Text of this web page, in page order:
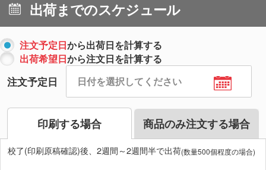
出荷までのスケジュール
注文予定日から出荷日を計算する
出荷希望日から注文日を計算する
注文予定日
印刷する場合 商品のみ注文する場合
校了(印刷原稿確認)後、2週間～2週間半で出荷(数量500個程度の場合)